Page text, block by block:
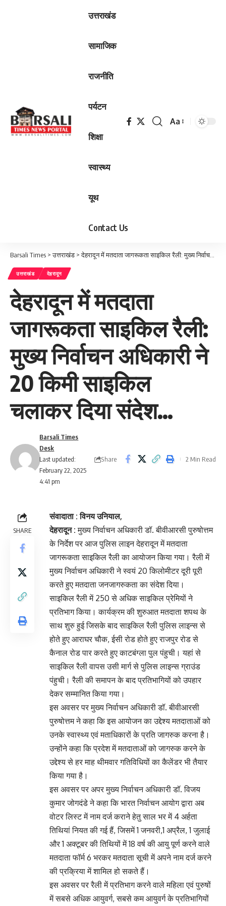
उत्तराखंड
सामाजिक
राजनीति
पर्यटन
शिक्षा
स्वास्थ्य
यूथ
Contact Us
Font
Aa
Barsali Times >उत्तराखंड >देहरादून में मतदाता जागरूकता साइकिल रैली: मुख्य निर्वाचन अधिकारी ने 20 किमी साइकिल चलाकर दिया संदेश…
उत्तराखंड देहरादून
देहरादून में मतदाता
जागरूकता साइकिल रैली:
मुख्य निर्वाचन अधिकारी ने
20 किमी साइकिल
चलाकर दिया संदेश…
Last updated:
February 22, 2025
4:41 pm
Barsali Times
Desk
Share
2 Min Read
SHARE
संवादाता : विनय उनियाल,
देहरादून : मुख्य निर्वाचन अधिकारी डॉ. बीवीआरसी पुरुषोत्तम
के निर्देश पर आज पुलिस लाइन देहरादून में मतदाता
जागरूकता साइकिल रैली का आयोजन किया गया। रैली में
मुख्य निर्वाचन अधिकारी ने स्वयं 20 किलोमीटर दूरी पूरी
करते हुए मतदाता जनजागरुकता का संदेश दिया।
साइकिल रैली में 250 से अधिक साइकिल प्रेमियों ने
प्रतिभाग किया। कार्यक्रम की शुरुआत मतदाता शपथ के
साथ शुरु हुई जिसके बाद साइकिल रैली पुलिस लाइन्स से
होते हुए आराघर चौक, ईसी रोड होते हुए राजपुर रोड से
कैनाल रोड पार करते हुए काटबंग्ला पुल पंहुची। यहां से
साइकिल रैली वापस उसी मार्ग से पुलिस लाइन्स ग्राउंड
पंहुची। रैली की समापन के बाद प्रतिभागियों को उपहार
देकर सम्मानित किया गया।
इस अवसर पर मुख्य निर्वाचन अधिकारी डॉ. बीवीआरसी
पुरुषोत्तम ने कहा कि इस आयोजन का उद्देश्य मतदाताओं को
उनके स्वास्थ्य एवं मताधिकारों के प्रति जागरुक करना है।
उन्होंने कहा कि प्रदेश में मतदाताओं को जागरुक करने के
उद्देश्य से हर माह थीमवार गतिविधियों का कैलेंडर भी तैयार
किया गया है।
इस अवसर पर अपर मुख्य निर्वाचन अधिकारी डॉ. विजय
कुमार जोगदंडे ने कहा कि भारत निर्वाचन आयोग द्वारा अब
वोटर लिस्ट में नाम दर्ज कराने हेतु साल भर में 4 अर्हता
तिथियां नियत की गई हैं, जिसमें 1 जनवरी,1 अप्रैल, 1 जुलाई
और 1 अक्टूबर की तिथियों में 18 वर्ष की आयु पूर्ण करने वाले
मतदाता फॉर्म 6 भरकर मतदाता सूची में अपने नाम दर्ज करने
की प्रक्रिया में शामिल हो सकते हैं।
इस अवसर पर रैली में प्रतिभाग करने वाले महिला एवं पुरुषों
में सबसे अधिक आयुवर्ग, सबसे कम आयुवर्ग के प्रतिभागियों